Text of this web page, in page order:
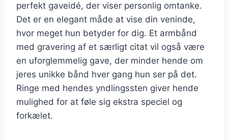
perfekt gaveidé, der viser personlig omtanke.
Det er en elegant måde at vise din veninde,
hvor meget hun betyder for dig. Et armbånd
med gravering af et særligt citat vil også være
en uforglemmelig gave, der minder hende om
jeres unikke bånd hver gang hun ser på det.
Ringe med hendes yndlingssten giver hende
mulighed for at føle sig ekstra speciel og
forkælet.